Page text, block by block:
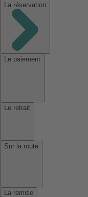
La réservation
Le paiement
Le retrait
Sur la route
La remise